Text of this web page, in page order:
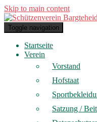
Skip to main content
Toggle navigation
Startseite
Verein
Vorstand
Hofstaat
Satzung /